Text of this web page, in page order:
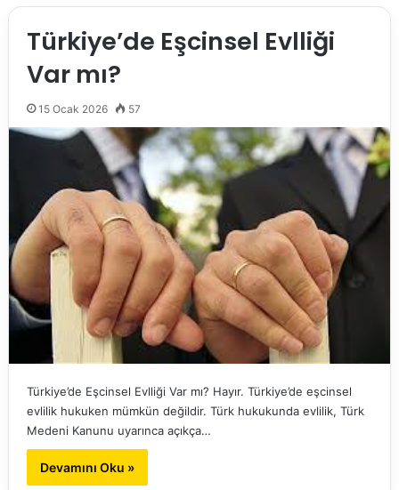
Türkiye’de Eşcinsel Evlliği
Var mı?
15 Ocak 2026 57
Türkiye’de Eşcinsel Evlliği Var mı? Hayır. Türkiye’de eşcinsel
evlilik hukuken mümkün değildir. Türk hukukunda evlilik, Türk
Medeni Kanunu uyarınca açıkça…
Devamını Oku »